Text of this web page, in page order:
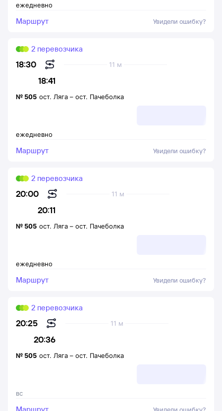
ежедневно
Маршрут Увидели ошибку?
18:30
18:41
11 м
2 перевозчика
ежедневно
№ 505 ост. Ляга – ост. Пачеболка
Маршрут Увидели ошибку?
20:00
20:11
11 м
2 перевозчика
ежедневно
№ 505 ост. Ляга – ост. Пачеболка
Маршрут Увидели ошибку?
20:25
20:36
11 м
2 перевозчика
вс
№ 505 ост. Ляга – ост. Пачеболка